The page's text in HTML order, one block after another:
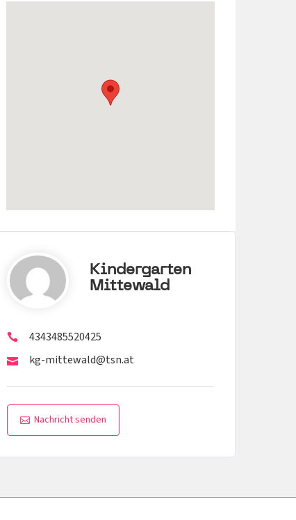
Kindergarten
Mittewald
4343485520425
kg-mittewald@tsn.at
Nachricht senden